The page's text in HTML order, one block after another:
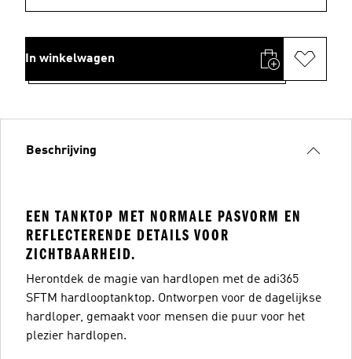
In winkelwagen
Beschrijving
EEN TANKTOP MET NORMALE PASVORM EN
REFLECTERENDE DETAILS VOOR
ZICHTBAARHEID.
Herontdek de magie van hardlopen met de adi365
SFTM hardlooptanktop. Ontworpen voor de dagelijkse
hardloper, gemaakt voor mensen die puur voor het
plezier hardlopen.